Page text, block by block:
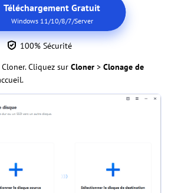
Téléchargement Gratuit
Windows 11/10/8/7/Server
100% Sécurité
Cliquez sur Cloner > Clonage de